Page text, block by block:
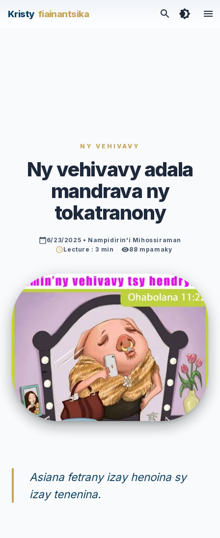
Kristy fiainantsika
NY VEHIVAVY
Ny vehivavy adala
mandrava ny
tokatranony
6/23/2025 • Nampidirin'i Mihossiraman
Lecture : 3 min
88 mpamaky
Asiana fetrany izay henoina sy
izay tenenina.
/articles/ny-vehivavy-adala-mandrava-ny-tokatranony